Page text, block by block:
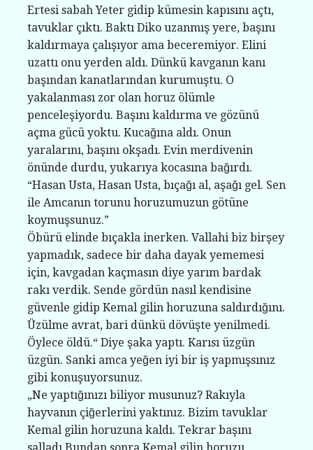
Ertesi sabah Yeter gidip kümesin kapısını açtı,
tavuklar çıktı. Baktı Diko uzanmış yere, başını
kaldırmaya çalışıyor ama beceremiyor. Elini
uzattı onu yerden aldı. Dünkü kavganın kanı
başından kanatlarından kurumuştu. O
yakalanması zor olan horuz ölümle
penceleşiyordu. Başını kaldırma ve gözünü
açma gücü yoktu. Kucağına aldı. Onun
yaralarını, başını okşadı. Evin merdivenin
önünde durdu, yukarıya kocasına bağırdı.
“Hasan Usta, Hasan Usta, bıçağı al, aşağı gel. Sen
ile Amcanın torunu horuzumuzun götüne
koymuşsunuz.”
Öbürü elinde bıçakla inerken. Vallahi biz birşey
yapmadık, sadece bir daha dayak yememesi
için, kavgadan kaçmasın diye yarım bardak
rakı verdik. Sende gördün nasıl kendisine
güvenle gidip Kemal gilin horuzuna saldırdığını.
Üzülme avrat, bari dünkü dövüşte yenilmedi.
Öylece öldü.“ Diye şaka yaptı. Karısı üzgün
üzgün. Sanki amca yeğen iyi bir iş yapmışsınız
gibi konuşuyorsunuz.
„Ne yaptığınızı biliyor musunuz? Rakıyla
hayvanın çiğerlerini yaktınız. Bizim tavuklar
Kemal gilin horuzuna kaldı. Tekrar başını